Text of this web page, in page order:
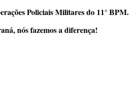
Policiais Militares do 11° BPM.
nós fazemos a diferença!